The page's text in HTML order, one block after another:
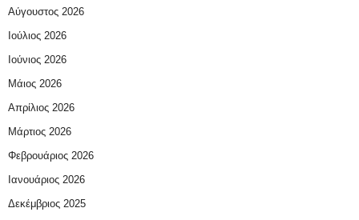
Αύγουστος 2026
Ιούλιος 2026
Ιούνιος 2026
Μάιος 2026
Απρίλιος 2026
Μάρτιος 2026
Φεβρουάριος 2026
Ιανουάριος 2026
Δεκέμβριος 2025